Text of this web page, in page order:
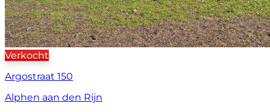
Verkocht
Argostraat 150
Alphen aan den Rijn